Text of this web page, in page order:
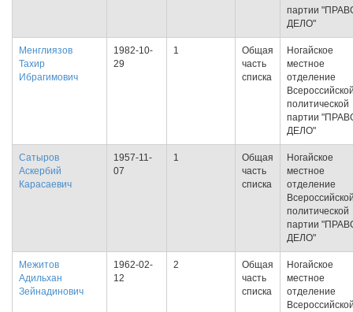
партии
ДЕЛО"
Менглиязов
Тахир
Ибрагимович
1982-10-
29
1
Общая
часть
списка
Ногайское
местное
отделение
политической
партии
ДЕЛО"
Сатыров
Аскербий
Карасаевич
1957-11-
07
1
Общая
часть
списка
Ногайское
местное
отделение
политической
партии
ДЕЛО"
Межитов
Адильхан
Зейнадинович
1962-02-
12
2
Общая
часть
списка
Ногайское
местное
отделение